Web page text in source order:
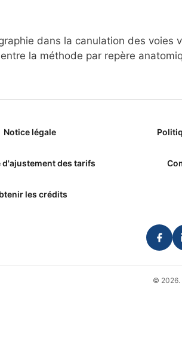
dans la canulation des voies
la méthode par repère
Notice légale
d'ajustement des tarifs
les crédits
© 2026.